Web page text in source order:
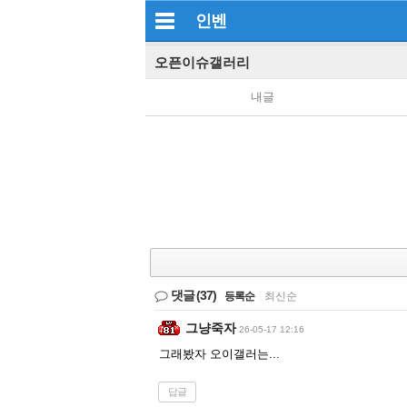
인벤
오픈이슈갤러리
내글
댓글(37) 등록순 최신순
그냥죽자 26-05-17 12:16
그래봤자 오이갤러는...
답글